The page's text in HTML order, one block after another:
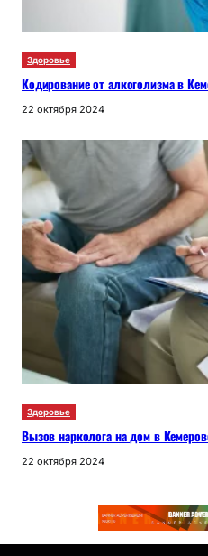
Здоровье
Кодирование от алкоголизма в
22 октября 2024
Здоровье
Вызов нарколога на дом в
22 октября 2024